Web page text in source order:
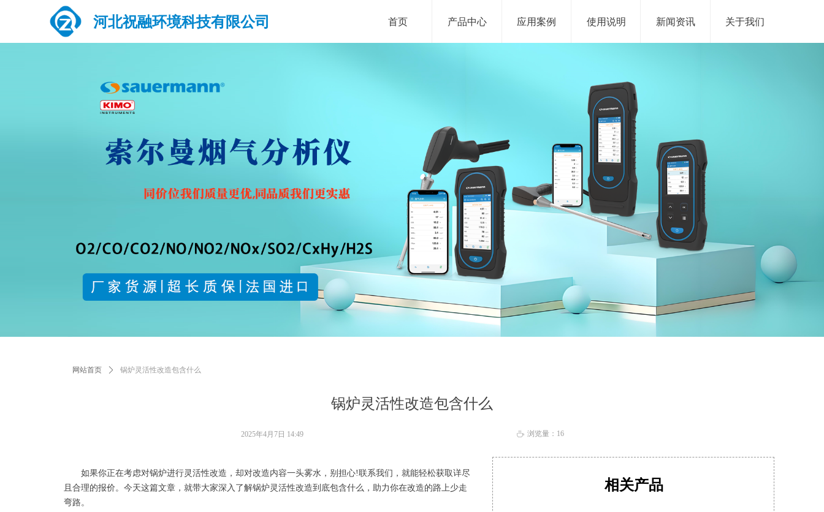
河北祝融环境科技有限公司 首页 产品中心 应用案例 使用说明 新闻资讯 关于我们
锅炉灵活性改造包含什么
网站首页 ꄲ 锅炉灵活性改造包含什么
如果你正在考虑对锅炉进行灵活性改造，却对改造内容一头雾水，别担心!联系我们，就能轻松获取详尽
且合理的报价。今天这篇文章，就带大家深入了解锅炉灵活性改造到底包含什么，助力你在改造的路上少走
弯路。
相关产品
2025年4月7日 14:49 ꄘ 浏览量： 16